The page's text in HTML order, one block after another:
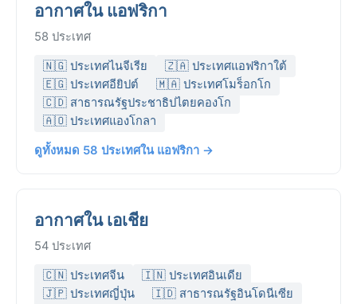
อากาศใน แอฟริกา
58 ประเทศ
🇳🇬 ประเทศไนจีเรีย
🇿🇦 ประเทศแอฟริกาใต้
🇪🇬 ประเทศอียิปต์
🇲🇦 ประเทศโมร็อกโก
🇨🇩 สาธารณรัฐประชาธิปไตยคองโก
🇦🇴 ประเทศแองโกลา
ดูทั้งหมด 58 ประเทศใน แอฟริกา →
อากาศใน เอเชีย
54 ประเทศ
🇨🇳 ประเทศจีน
🇮🇳 ประเทศอินเดีย
🇯🇵 ประเทศญี่ปุ่น
🇮🇩 สาธารณรัฐอินโดนีเซีย